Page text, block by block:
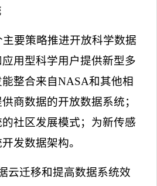
主要策略推进开放科学数据
用型科学用户提供新型多
整合来自NASA和其他相
商数据的开放数据系统；
社区发展模式；为新传感
发数据架构。
云迁移和提高数据系统效